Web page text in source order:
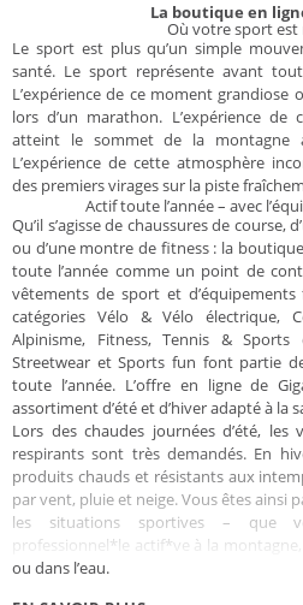
La boutique en
Où votre sport est
Le sport est plus qu’un simple
santé. Le sport représente avant
L’expérience de ce moment grandiose
lors d’un marathon. L’expérience
atteint le sommet de la montagne
L’expérience de cette atmosphère
des premiers virages sur la piste
Actif toute l’année – avec
Qu’il s’agisse de chaussures de course,
ou d’une montre de fitness : la
toute l’année comme un point de
vêtements de sport et
catégories Vélo & Vélo électrique,
Alpinisme, Fitness, Tennis &
Streetwear et Sports fun font partie
toute l’année. L’offre en ligne de
assortiment d’été et d’hiver adapté à la
Lors des chaudes journées d’été,
respirants sont très demandés. En
produits chauds et résistants aux
par vent, pluie et neige. Vous êtes ainsi
les situations sportives – que
professionnel*le actif*ve à la
ou dans l’eau.